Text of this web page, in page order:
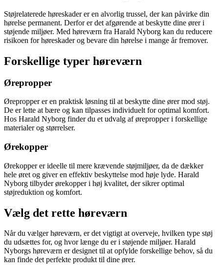
Støjrelaterede høreskader er en alvorlig trussel, der kan påvirke din
hørelse permanent. Derfor er det afgørende at beskytte dine ører i
støjende miljøer. Med høreværn fra Harald Nyborg kan du reducere
risikoen for høreskader og bevare din hørelse i mange år fremover.
Forskellige typer høreværn
Ørepropper
Ørepropper er en praktisk løsning til at beskytte dine ører mod støj.
De er lette at bære og kan tilpasses individuelt for optimal komfort.
Hos Harald Nyborg finder du et udvalg af ørepropper i forskellige
materialer og størrelser.
Ørekopper
Ørekopper er ideelle til mere krævende støjmiljøer, da de dækker
hele øret og giver en effektiv beskyttelse mod høje lyde. Harald
Nyborg tilbyder ørekopper i høj kvalitet, der sikrer optimal
støjreduktion og komfort.
Vælg det rette høreværn
Når du vælger høreværn, er det vigtigt at overveje, hvilken type støj
du udsættes for, og hvor længe du er i støjende miljøer. Harald
Nyborgs høreværn er designet til at opfylde forskellige behov, så du
kan finde det perfekte produkt til dine ører.